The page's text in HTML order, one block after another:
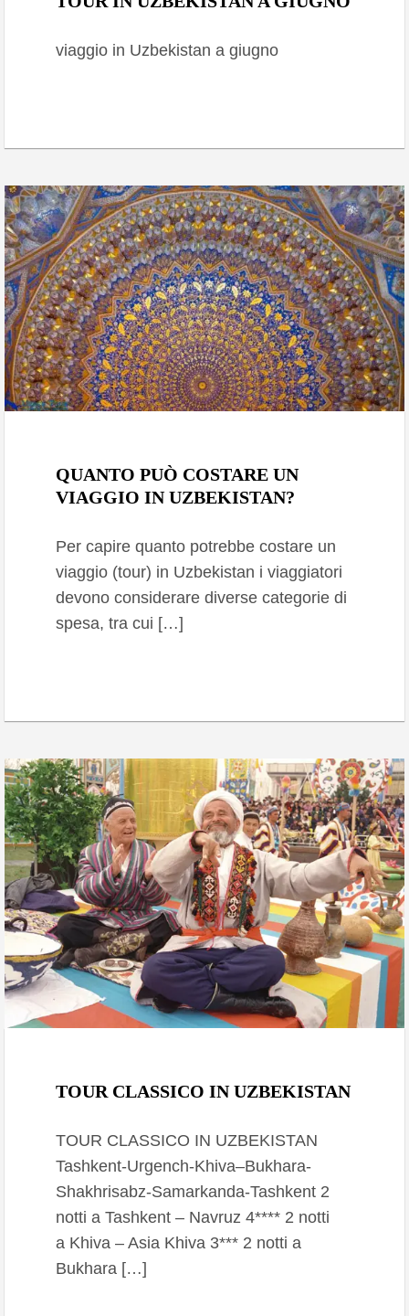
viaggio in Uzbekistan a giugno
QUANTO PUÒ COSTARE UN
VIAGGIO IN UZBEKISTAN?
Per capire quanto potrebbe costare un
viaggio (tour) in Uzbekistan i viaggiatori
devono considerare diverse categorie di
spesa, tra cui […]
TOUR CLASSICO IN UZBEKISTAN
TOUR CLASSICO IN UZBEKISTAN
Tashkent-Urgench-Khiva–Bukhara-
Shakhrisabz-Samarkanda-Tashkent 2
notti a Tashkent – Navruz 4**** 2 notti
a Khiva – Asia Khiva 3*** 2 notti a
Bukhara […]